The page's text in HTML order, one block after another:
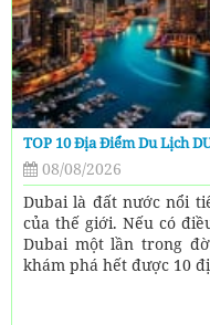
TOP 10 Địa Điểm Du Lịch
08/08/2026
Dubai là đất nước nổi
của thế giới. Nếu có
Dubai một lần trong
khám phá hết được 10